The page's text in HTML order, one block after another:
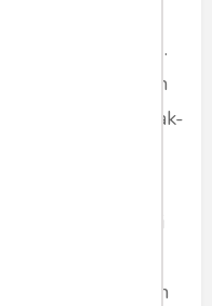
lahir karena
untuk itu.
oleh pers dalam
menyuarakan hak-
dari’. Ia
terjadi
saja bising,
dibandingkan